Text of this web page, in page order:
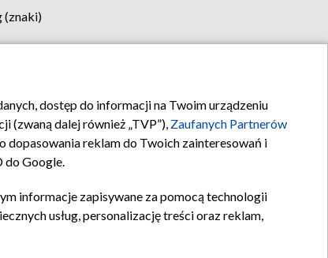
(znaki)
Kontakt
dostęp do informacji na Twoim urządzeniu
(zwaną dalej również „TVP”), Zaufanych Partnerów
dopasowania reklam do Twoich zainteresowań i
do Google.
informacje zapisywane za pomocą technologii
usług, personalizację treści oraz reklam,